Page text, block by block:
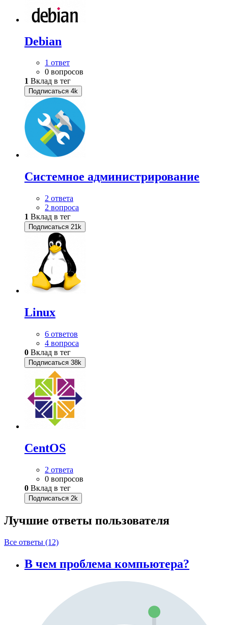
Debian
1 ответ
0 вопросов
1 Вклад в тег
Подписаться 4k
Системное администрирование
2 ответа
2 вопроса
1 Вклад в тег
Подписаться 21k
Linux
6 ответов
4 вопроса
0 Вклад в тег
Подписаться 38k
CentOS
2 ответа
0 вопросов
0 Вклад в тег
Подписаться 2k
Лучшие ответы пользователя
Все ответы (12)
В чем проблема компьютера?